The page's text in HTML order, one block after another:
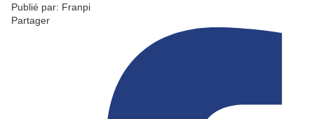
Publié par: Franpi
Partager